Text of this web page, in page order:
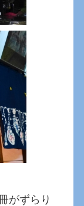
がずらり